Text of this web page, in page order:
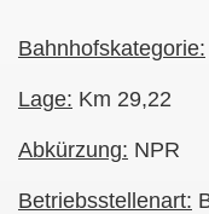
Bahnhofskategorie:
Lage: Km 29,22
Abkürzung: NPR
Betriebsstellenart: